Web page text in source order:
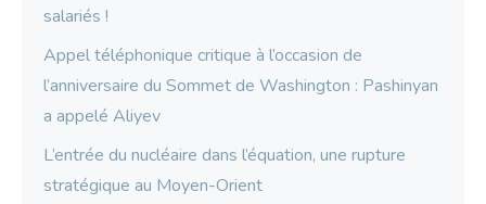
salariés !
Appel téléphonique critique à l’occasion de
l’anniversaire du Sommet de Washington : Pashinyan
a appelé Aliyev
L’entrée du nucléaire dans l’équation, une rupture
stratégique au Moyen-Orient